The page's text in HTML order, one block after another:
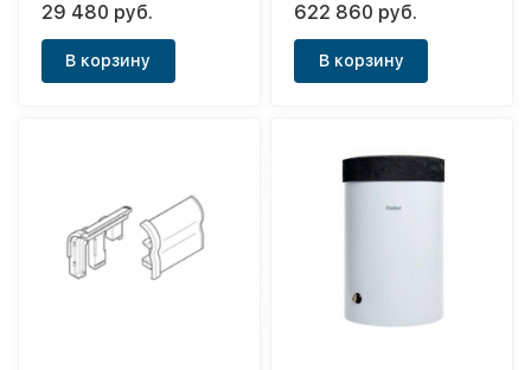
VIH R 120-150
29 480 руб.
В корзину
622 860 руб.
В корзину